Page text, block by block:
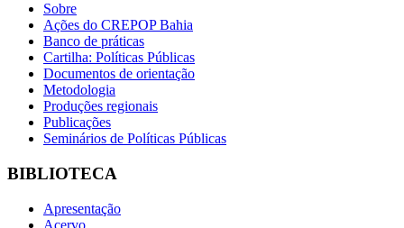
Sobre
Ações do CREPOP Bahia
Banco de práticas
Cartilha: Políticas Públicas
Documentos de orientação
Metodologia
Produções regionais
Publicações
Seminários de Políticas Públicas
BIBLIOTECA
Apresentação
Acervo